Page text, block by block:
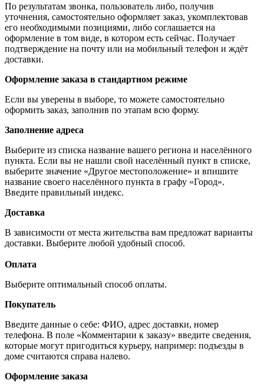
По результатам звонка, пользователь либо, получив
уточнения, самостоятельно оформляет заказ, укомплектовав
его необходимыми позициями, либо соглашается на
оформление в том виде, в котором есть сейчас. Получает
подтверждение на почту или на мобильный телефон и ждёт
доставки.
Оформление заказа в стандартном режиме
Если вы уверены в выборе, то можете самостоятельно
оформить заказ, заполнив по этапам всю форму.
Заполнение адреса
Выберите из списка название вашего региона и населённого
пункта. Если вы не нашли свой населённый пункт в списке,
выберите значение «Другое местоположение» и впишите
название своего населённого пункта в графу «Город».
Введите правильный индекс.
Доставка
В зависимости от места жительства вам предложат варианты
доставки. Выберите любой удобный способ.
Оплата
Выберите оптимальный способ оплаты.
Покупатель
Введите данные о себе: ФИО, адрес доставки, номер
телефона. В поле «Комментарии к заказу» введите сведения,
которые могут пригодиться курьеру, например: подъезды в
доме считаются справа налево.
Оформление заказа